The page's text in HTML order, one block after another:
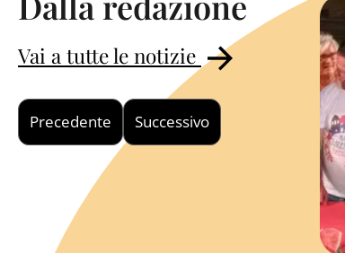
Vai a tutte le notizie
Precedente Successivo